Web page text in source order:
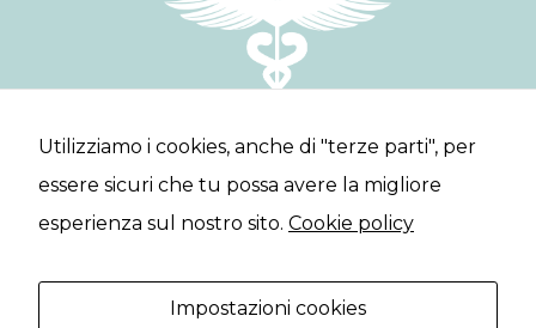
Servizi Professionisti
Lavora con noi
Contatti
Poliambulatorio specialistico a Montegranaro.
Studio Odontoiatrico e prenotazioni diagnostiche.
Utilizziamo i cookies, anche di "terze parti", per
essere sicuri che tu possa avere la migliore
esperienza sul nostro sito. Cookie policy
Impostazioni cookies